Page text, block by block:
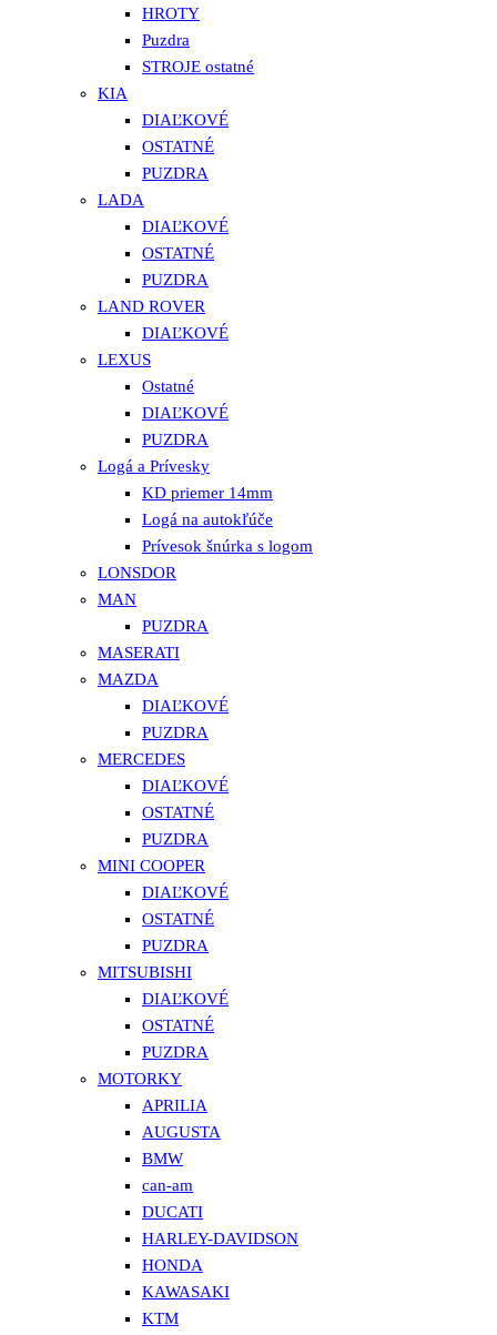
HROTY
Puzdra
STROJE ostatné
KIA
DIAĽKOVÉ
OSTATNÉ
PUZDRA
LADA
DIAĽKOVÉ
OSTATNÉ
PUZDRA
LAND ROVER
DIAĽKOVÉ
LEXUS
Ostatné
DIAĽKOVÉ
PUZDRA
Logá a Prívesky
KD priemer 14mm
Logá na autokľúče
Prívesok šnúrka s logom
LONSDOR
MAN
PUZDRA
MASERATI
MAZDA
DIAĽKOVÉ
PUZDRA
MERCEDES
DIAĽKOVÉ
OSTATNÉ
PUZDRA
MINI COOPER
DIAĽKOVÉ
OSTATNÉ
PUZDRA
MITSUBISHI
DIAĽKOVÉ
OSTATNÉ
PUZDRA
MOTORKY
APRILIA
AUGUSTA
BMW
can-am
DUCATI
HARLEY-DAVIDSON
HONDA
KAWASAKI
KTM